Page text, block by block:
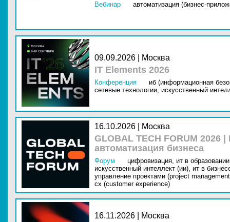
Вебинар автоматизация (бизнес-
09.09.2026 | Москва
IT Elements 2026
Конференция
иб (информационная
сетевые технологии, искусственный
16.10.2026 | Москва
GLOBAL TECH FORUM
автоматизация бизнеса
Форум цифровизация, ит в
искусственный интеллект (ии), ит в
управление проектами (project
cx (customer experience)
16.11.2026 | Москва